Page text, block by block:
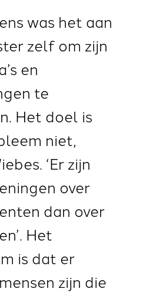
was het aan
zelf om zijn
en
te
Het doel is
niet,
‘Er zijn
over
dan over
Het
is dat er
zijn die